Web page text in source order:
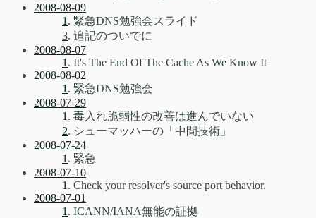
2008-08-09
1 . 緊急DNS勉強会スライド
3. 追記のついでに
2008-08-07
1 . It's The End Of The Cache As We Know It
2008-08-02
1 . 緊急DNS勉強会
2008-07-29
1 . 毒入れ脆弱性の改善は進んでいない
2. シューマッハーの「中間技術」
2008-07-24
1 . 緊急
2008-07-10
1 . Check your resolver's source port behavior.
2008-07-01
1 . ICANN/IANA無能の証拠